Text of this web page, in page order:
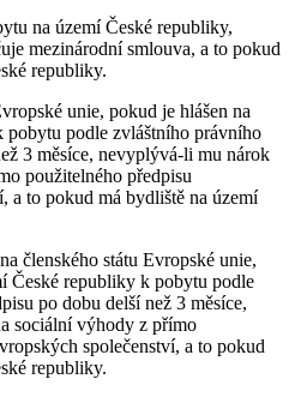
na území České republiky,
mezinárodní smlouva, a to pokud
republiky.
unie, pokud je hlášen na
pobytu podle zvláštního právního
3 měsíce, nevyplývá-li mu nárok
použitelného předpisu
a to pokud má bydliště na území
členského státu Evropské unie,
České republiky k pobytu podle
po dobu delší než 3 měsíce,
sociální výhody z přímo
společenství, a to pokud
republiky.